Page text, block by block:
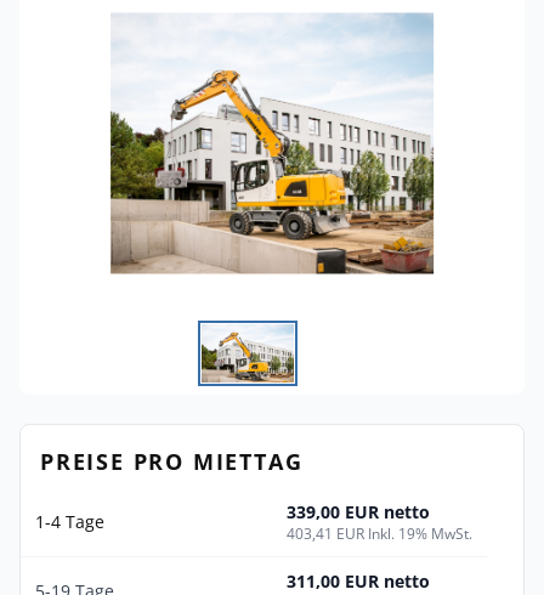
PREISE PRO MIETTAG
1-4 Tage 339,00 EUR netto
403,41 EUR Inkl. 19% MwSt.
311,00 EUR netto